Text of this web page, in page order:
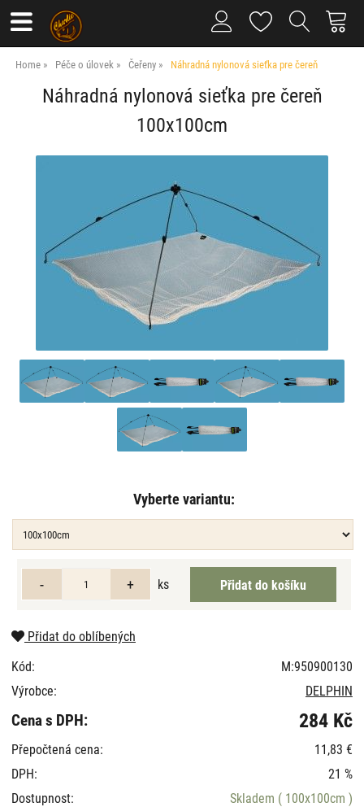
Home Péče o úlovek Čeřeny Náhradná nylonová sieťka pre čereň
Náhradná nylonová sieťka pre čereň
100x100cm
Vyberte variantu:
ks
Přidat do oblíbených
Kód:
M:950900130
Výrobce:
DELPHIN
Cena s DPH: 284 Kč
Přepočtená cena:
11,83 €
DPH:
21 %
Dostupnost:
Skladem ( 100x100cm )